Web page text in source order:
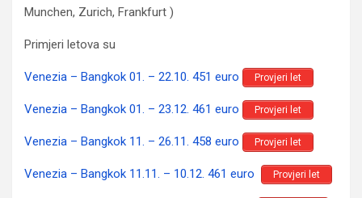
Munchen, Zurich, Frankfurt )
Primjeri letova su
Venezia – Bangkok 01. – 22.10. 451 euro Provjeri let
Venezia – Bangkok 01. – 23.12. 461 euro Provjeri let
Venezia – Bangkok 11. – 26.11. 458 euro Provjeri let
Venezia – Bangkok 11.11. – 10.12. 461 euro Provjeri let